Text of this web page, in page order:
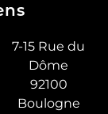
7-15 Rue du
Dôme
92100
Boulogne